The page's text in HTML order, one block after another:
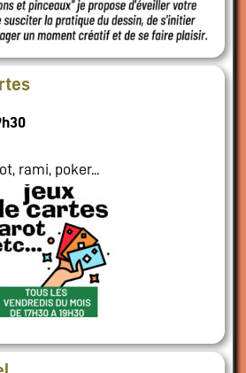
rami, poker...